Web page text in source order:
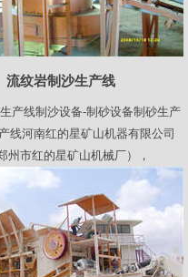
流纹岩制沙生产线
产线制沙设备-制砂设备制砂生产
线河南红的星矿山机器有限公司
州市红的星矿山机械厂），